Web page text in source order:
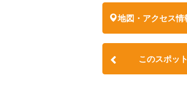
地図・アクセス
このスポッ